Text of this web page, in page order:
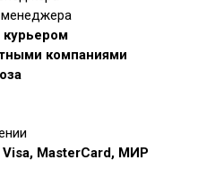
менеджера
курьером
компаниями
Visa, MasterCard, МИР